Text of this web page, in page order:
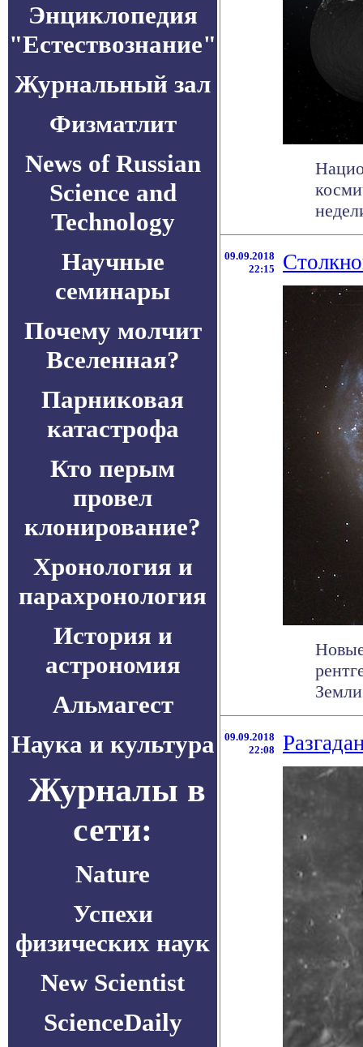
Энциклопедия
"Естествознание"
Журнальный зал
Физматлит
News of Russian
Science and
Technology
Научные
семинары
Почему молчит
Вселенная?
Парниковая
катастрофа
Кто перым
провел
клонирование?
Хронология и
парахронология
История и
астрономия
Альмагест
Наука и культура
Журналы в
сети:
Nature
Успехи
физических наук
New Scientist
ScienceDaily
09.09.2018
22:15
09.09.2018
22:08